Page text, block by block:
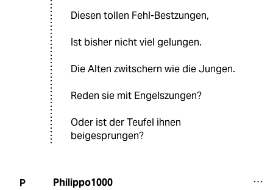
Diesen tollen Fehl-Bestzungen,
Ist bisher nicht viel gelungen.
Die Alten zwitschern wie die Jungen.
Reden sie mit Engelszungen?
Oder ist der Teufel ihnen
beigesprungen?
P Philippo1000